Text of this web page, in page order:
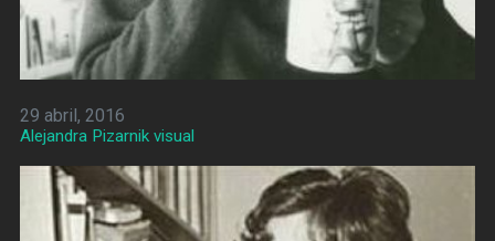
29 abril, 2016
Alejandra Pizarnik visual